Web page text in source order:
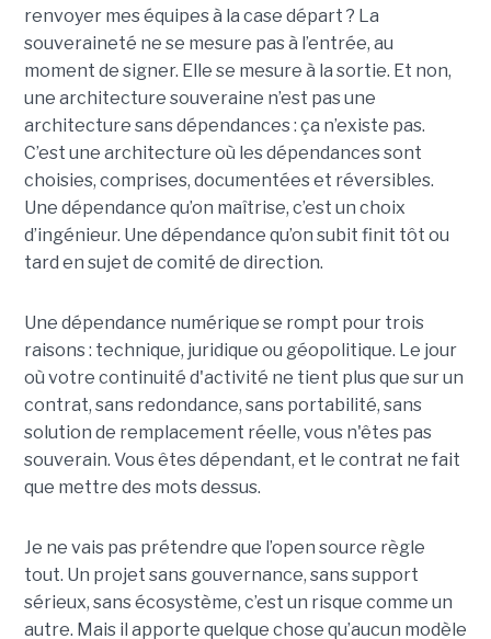
renvoyer mes équipes à la case départ ? La
souveraineté ne se mesure pas à l’entrée, au
moment de signer. Elle se mesure à la sortie. Et non,
une architecture souveraine n’est pas une
architecture sans dépendances : ça n’existe pas.
C’est une architecture où les dépendances sont
choisies, comprises, documentées et réversibles.
Une dépendance qu’on maîtrise, c’est un choix
d’ingénieur. Une dépendance qu’on subit finit tôt ou
tard en sujet de comité de direction.
Une dépendance numérique se rompt pour trois
raisons : technique, juridique ou géopolitique. Le jour
où votre continuité d'activité ne tient plus que sur un
contrat, sans redondance, sans portabilité, sans
solution de remplacement réelle, vous n'êtes pas
souverain. Vous êtes dépendant, et le contrat ne fait
que mettre des mots dessus.
Je ne vais pas prétendre que l’open source règle
tout. Un projet sans gouvernance, sans support
sérieux, sans écosystème, c’est un risque comme un
autre. Mais il apporte quelque chose qu’aucun modèle